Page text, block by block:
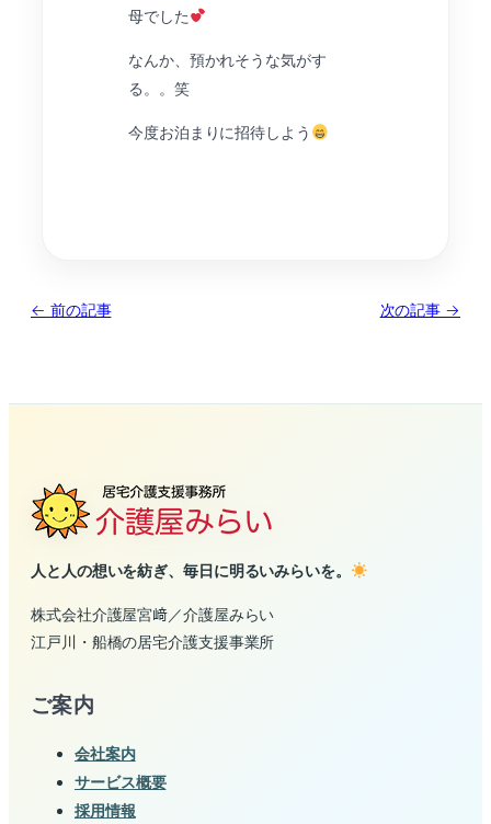
母でした
なんか、預かれそうな気がす
る。。笑
今度お泊まりに招待しよう
← 前の記事 次の記事 →
人と人の想いを紡ぎ、毎日に明るいみらいを。
株式会社介護屋宮﨑／介護屋みらい
江戸川・船橋の居宅介護支援事業所
ご案内
会社案内
サービス概要
採用情報